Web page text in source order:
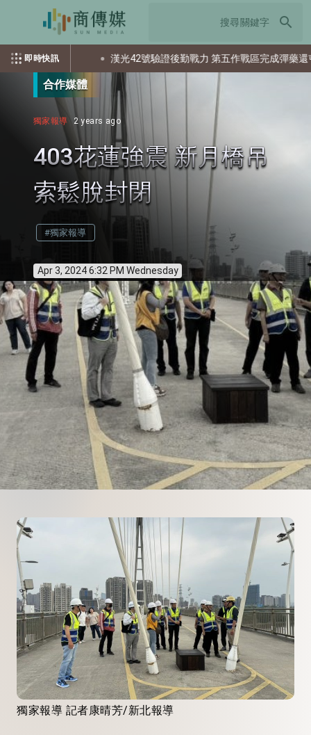
search
即時快訊
少個資？ 漢光42號驗證後勤戰力 第五作戰區完成彈藥還屯整
合作媒體
獨家報導 2 years ago
403花蓮強震 新月橋吊
索鬆脫封閉
#獨家報導
Apr 3, 2024 6:32 PM Wednesday
獨家報導 記者康晴芳/新北報導